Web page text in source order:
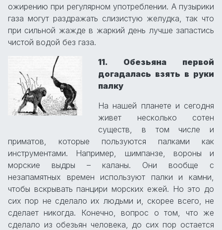
ожирению при регулярном употреблении. А пузырики
газа могут раздражать слизистую желудка, так что
при сильной жажде в жаркий день лучше запастись
чистой водой без газа.
11. Обезьяна первой
догадалась взять в руки
палку
На нашей планете и сегодня
живет несколько сотен
существ, в том числе и
приматов, которые пользуются палками как
инструментами. Например, шимпанзе, вороны и
морские выдры – каланы. Они вообще с
незапамятных времен используют палки и камни,
чтобы вскрывать панцири морских ежей. Но это до
сих пор не сделало их людьми и, скорее всего, не
сделает никогда. Конечно, вопрос о том, что же
сделало из обезьян человека, до сих пор остается